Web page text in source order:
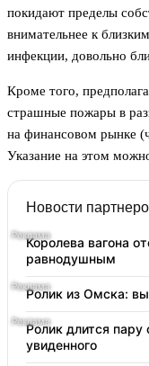
покидают пределы
внимательнее к
инфекции, довольно
Кроме того,
страшные пожары в
на финансовом рынке
Указание на этом
Новости
Королева вагона
равнодушным
Ролик из Омска:
Ролик длится
увиденного